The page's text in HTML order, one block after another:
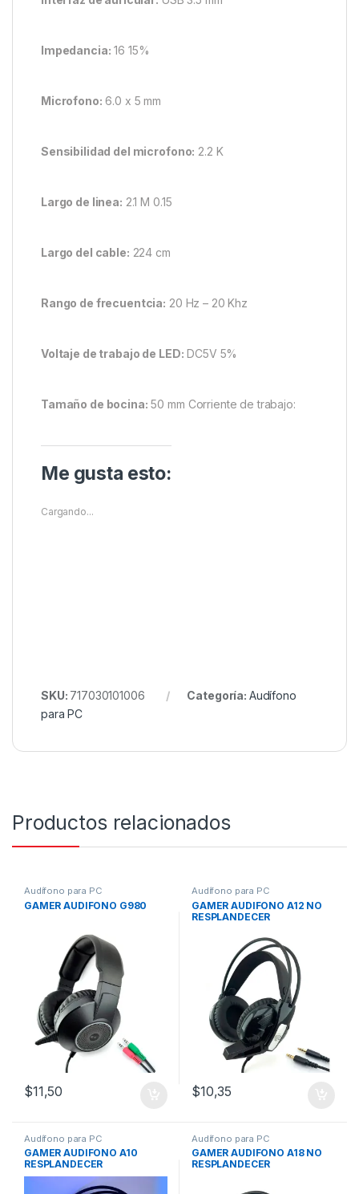
Impedancia: 16 15%
Microfono: 6.0 x 5 mm
Sensibilidad del microfono: 2.2 K
Largo de linea: 2.1 M 0.15
Largo del cable: 224 cm
Rango de frecuentcia: 20 Hz – 20 Khz
Voltaje de trabajo de LED: DC5V 5%
Tamaño de bocina: 50 mm Corriente de trabajo:
Me gusta esto:
Cargando...
SKU: 717030101006 Categoría: Audífono
para PC
Productos relacionados
Audífono para PC
GAMER AUDIFONO G980
$11,50
Audífono para PC
GAMER AUDIFONO A12 NO
RESPLANDECER
$10,35
Audífono para PC
GAMER AUDIFONO A10
RESPLANDECER
Audífono para PC
GAMER AUDIFONO A18 NO
RESPLANDECER